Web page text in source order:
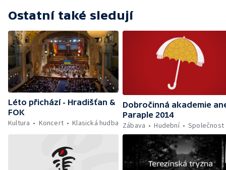
Ostatní také sledují
Léto přichází - Hradišťan &
FOK
Kultura
Koncert Klasická hudba
Dobročinná akademie
Paraple 2014
Zábava
Hudební Společnost